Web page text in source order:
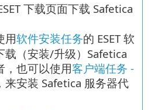
下载页面下载 Safetica
用软件安装任务的 ESET 软
载（安装/升级）Safetica
，也可以使用客户端任务 -
来安装 Safetica 服务器代